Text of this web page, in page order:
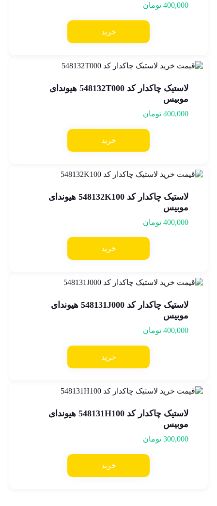
400,000 تومان
خرید
لاستیک چاکدار کد 548132T000 هیوندای
موبیس
400,000 تومان
خرید
لاستیک چاکدار کد 548132K100 هیوندای
موبیس
400,000 تومان
خرید
لاستیک چاکدار کد 548131J000 هیوندای
موبیس
400,000 تومان
خرید
لاستیک چاکدار کد 548131H100 هیوندای
موبیس
300,000 تومان
خرید